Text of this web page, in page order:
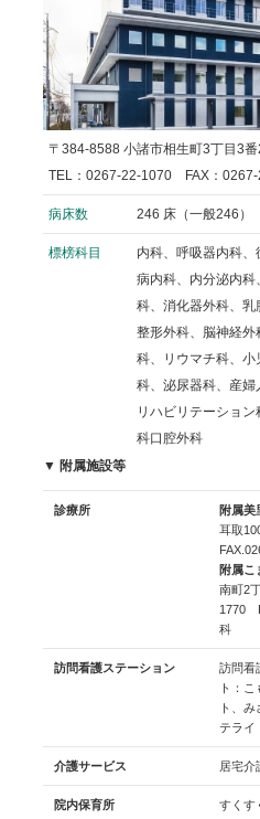
〒384-8588 小諸市相生町3丁目3
TEL：0267-22-1070 FAX：0267-
病床数 246 床（一般246）
標榜科目
内科、呼吸器内科
病内科、内分泌内
科、消化器外科、乳
整形外科、脳神経
科、リウマチ科、
科、泌尿器科、産婦
リハビリテーショ
科口腔外科
▼ 附属施設等
診療所 附属美
耳取
附属こ
南町2
1770
科
訪問看護ステーション
訪問看
ト：
ト、
テライ
介護サービス 居宅介
院内保育所 すくす